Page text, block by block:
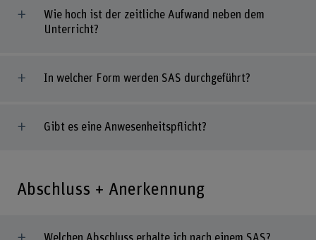
Wie hoch ist der zeitliche Aufwand neben dem
Unterricht?
In welcher Form werden SAS durchgeführt?
Gibt es eine Anwesenheitspflicht?
Abschluss + Anerkennung